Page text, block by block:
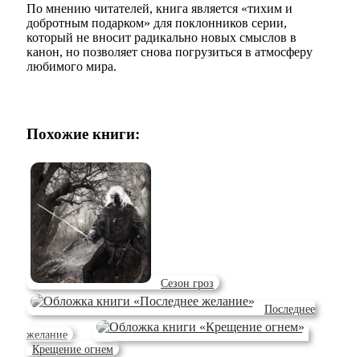
По мнению читателей, книга является «тихим и
добротным подарком» для поклонников серии,
который не вносит радикально новых смыслов в
канон, но позволяет снова погрузиться в атмосферу
любимого мира.
Похожие книги:
Сезон гроз
Последнее
желание
Крещение огнем